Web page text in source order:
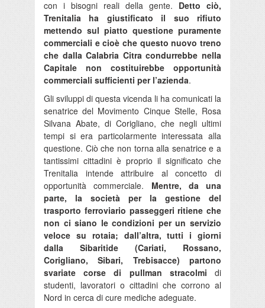
con i bisogni reali della gente. Detto ciò,
Trenitalia ha giustificato il suo rifiuto
mettendo sul piatto questione puramente
commerciali e cioè che questo nuovo treno
che dalla Calabria Citra condurrebbe nella
Capitale non costituirebbe opportunità
commerciali sufficienti per l’azienda.
Gli sviluppi di questa vicenda li ha comunicati la
senatrice del Movimento Cinque Stelle, Rosa
Silvana Abate, di Corigliano, che negli ultimi
tempi si era particolarmente interessata alla
questione. Ciò che non torna alla senatrice e a
tantissimi cittadini è proprio il significato che
Trenitalia intende attribuire al concetto di
opportunità commerciale. Mentre, da una
parte, la società per la gestione del
trasporto ferroviario passeggeri ritiene che
non ci siano le condizioni per un servizio
veloce su rotaia; dall’altra, tutti i giorni
dalla Sibaritide (Cariati, Rossano,
Corigliano, Sibari, Trebisacce) partono
svariate corse di pullman stracolmi di
studenti, lavoratori o cittadini che corrono al
Nord in cerca di cure mediche adeguate.